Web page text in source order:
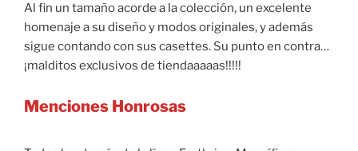
Al fin un tamaño acorde a la colección, un excelente
homenaje a su diseño y modos originales, y además
sigue contando con sus casettes. Su punto en contra…
¡malditos exclusivos de tiendaaaaas!!!!!
Menciones Honrosas